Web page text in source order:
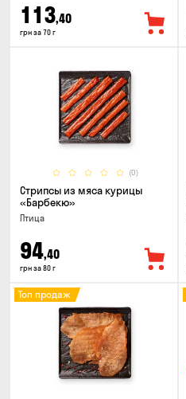
113,40
грн за 70 г
(0)
Стрипсы из мяса курицы
«Барбекю»
Птица
94,40
грн за 80 г
Топ продаж